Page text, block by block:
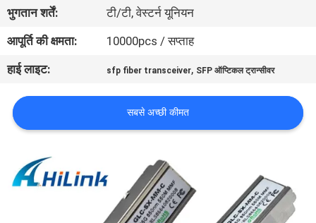
हमसे
संपर्क
करें
समाचार
मामले
भुगतान शर्तें:
टी/टी, वेस्टर्न यूनियन
आपूर्ति की क्षमता:
10000pcs / सप्ताह
हाई लाइट:
sfp fiber transceiver, SFP ऑप्टिकल ट्रान्सीवर
सबसे अच्छी कीमत